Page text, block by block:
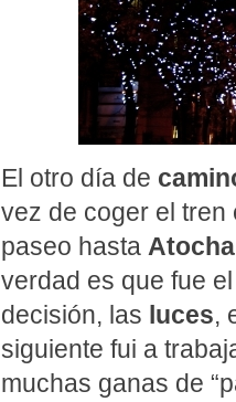
El otro día de
vez de coger el
paseo hasta Atocha
verdad es que fue
decisión, las luces,
siguiente fui a
muchas ganas de